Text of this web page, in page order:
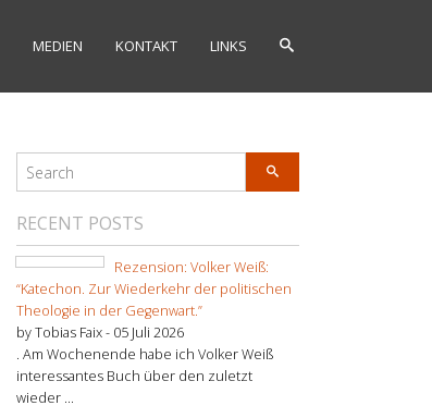
MEDIEN KONTAKT LINKS
RECENT POSTS
Rezension: Volker Weiß:
“Katechon. Zur Wiederkehr der politischen
Theologie in der Gegenwart.”
by Tobias Faix - 05 Juli 2026
. Am Wochenende habe ich Volker Weiß
interessantes Buch über den zuletzt
wieder ...